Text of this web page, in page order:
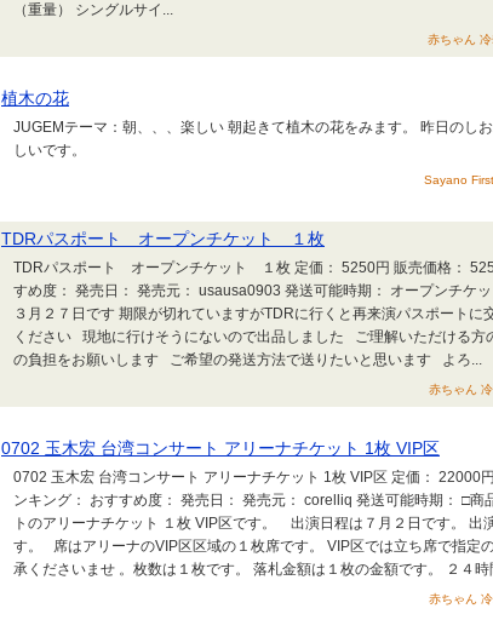
（重量） シングルサイ...
赤ちゃん
植木の花
JUGEMテーマ：朝、、、楽しい 朝起きて植木の花をみます。 昨日のし
しいです。
Sayano
TDRパスポート オープンチケット １枚
TDRパスポート オープンチケット １枚 定価： 5250円 販売価格：
すめ度： 発売日： 発売元： usausa0903 発送可能時期： オープンチケ
３月２７日です 期限が切れていますがTDRに行くと再来演パスポート
ください 現地に行けそうにないので出品しました ご理解いただける
の負担をお願いします ご希望の発送方法で送りたいと思います よろ...
赤ちゃん
0702 玉木宏 台湾コンサート アリーナチケット 1枚 VIP区
0702 玉木宏 台湾コンサート アリーナチケット 1枚 VIP区 定価： 22000
ンキング： おすすめ度： 発売日： 発売元： corelliq 発送可能時期： □商
トのアリーナチケット １枚 VIP区です。 出演日程は７月２日です。 出
す。 席はアリーナのVIP区区域の１枚席です。 VIP区では立ち席で指定
承くださいませ 。枚数は１枚です。 落札金額は１枚の金額です。 ２４
赤ちゃん